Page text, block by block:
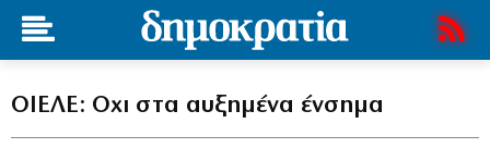
ΟΙΕΛΕ: Οχι στα αυξημένα ένσημα